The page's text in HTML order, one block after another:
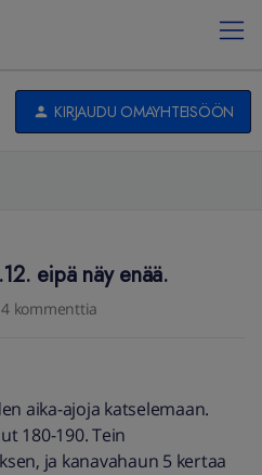
KIRJAUDU OMAYHTEISÖÖN
eipä näy enää.
4 kommenttia
aika-ajoja katselemaan.
180-190. Tein
ja kanavahaun 5 kertaa